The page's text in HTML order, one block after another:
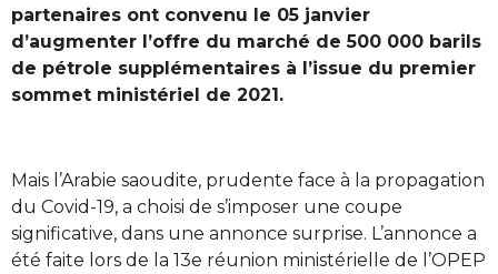
partenaires ont convenu le 05 janvier
d’augmenter l’offre du marché de 500 000 barils
de pétrole supplémentaires à l’issue du premier
sommet ministériel de 2021.
Mais l’Arabie saoudite, prudente face à la propagation
du Covid-19, a choisi de s’imposer une coupe
significative, dans une annonce surprise. L’annonce a
été faite lors de la 13e réunion ministérielle de l’OPEP